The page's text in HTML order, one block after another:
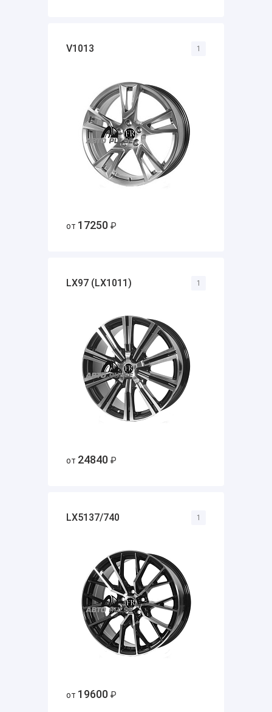
V1013
от 17250 ₽
1
LX97 (LX1011)
от 24840 ₽
1
LX5137/740
от 19600 ₽
1